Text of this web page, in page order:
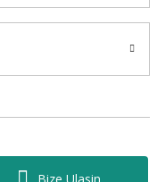
Bize Ulasin
Hakları Saklıdır.